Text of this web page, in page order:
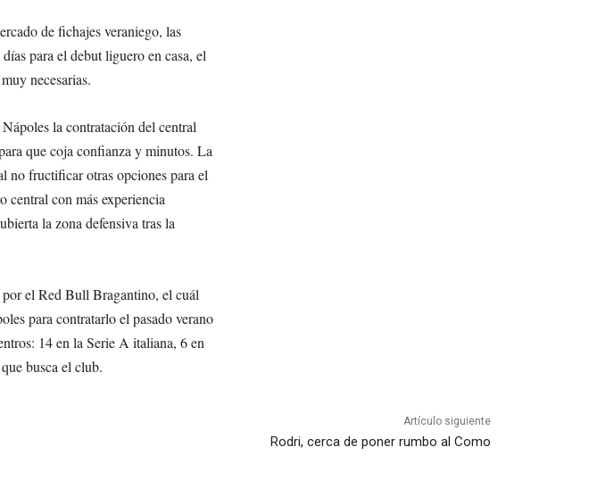
de fichajes veraniego, las
para el debut liguero en casa, el
necesarias.
la contratación del central
que coja confianza y minutos. La
no fructificar otras opciones para el
central con más experiencia
la zona defensiva tras la
por el Red Bull Bragantino, el cuál
para contratarlo el pasado verano
14 en la Serie A italiana, 6 en
busca el club.
Artículo siguiente
Rodri, cerca de poner rumbo al Como